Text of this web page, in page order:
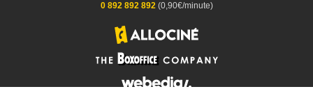
0 892 892 892(0,90€/minute)